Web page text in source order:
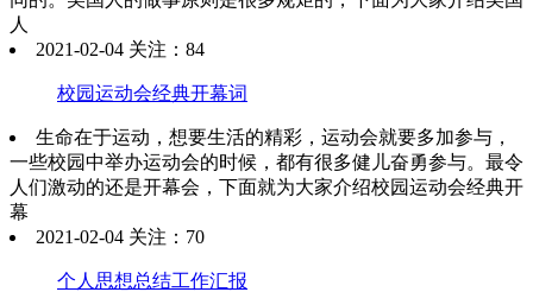
人
2021-02-04 关注：84
校园运动会经典开幕词
生命在于运动，想要生活的精彩，运动会就要多加参与，
一些校园中举办运动会的时候，都有很多健儿奋勇参与。最令
人们激动的还是开幕会，下面就为大家介绍校园运动会经典开
幕
2021-02-04 关注：70
个人思想总结工作汇报